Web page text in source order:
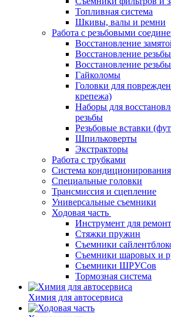
Топливная система
Шкивы, валы и ремни
Работа с резьбовыми
Восстановление
Восстановление
Восстановление
Гайколомы
Головки для
крепежа)
Наборы для
резьбы
Резьбовые вставки
Шпильковерты
Экстракторы
Работа с трубками
Система кондиционирования
Специальные головки
Трансмиссия и сцепление
Универсальные съемники
Ходовая часть
Инструмент для
Стяжки пружин
Съемники
Съемники шаровых и
Съемники ШРУСов
Тормозная система
Химия для автосервиса